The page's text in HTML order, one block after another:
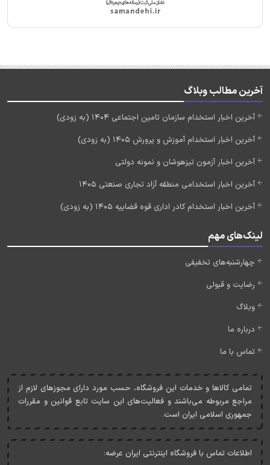
آخرین مطالب وبلاگ
آخرین اخبار استخدام سازمان تامین اجتماعی 1404 (به زودی)
آخرین اخبار استخدام آموزش و پرورش 1405 (به زودی)
آخرین اخبار آزمون تیزهوشان و نمونه دولتی
آخرین اخبار استخدامی منطقه آزاد تجاری صنعتی 1405
آخرین اخبار استخدام کادر اداری قوه قضاییه 1405 (به زودی)
لینک‌های مهم
چهارشنبه‌های تخفیفی
رضایت و قبولی
وبلاگ
درباره ما
تماس با ما
تمامی کالاها و خدمات اين فروشگاه، حسب مورد دارای مجوزهای لازم از
مراجع مربوطه می‌باشند و فعاليت‌های اين سايت تابع قوانين و مقررات
جمهوری اسلامی ايران است.
اطلاعات تماس با فروشگاه اینترنتی ایران عرضه: